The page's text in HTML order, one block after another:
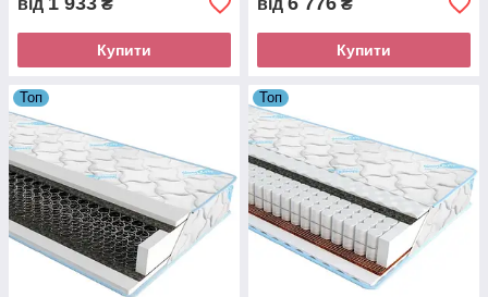
від ₴
Купити
від ₴
Купити
Топ Топ